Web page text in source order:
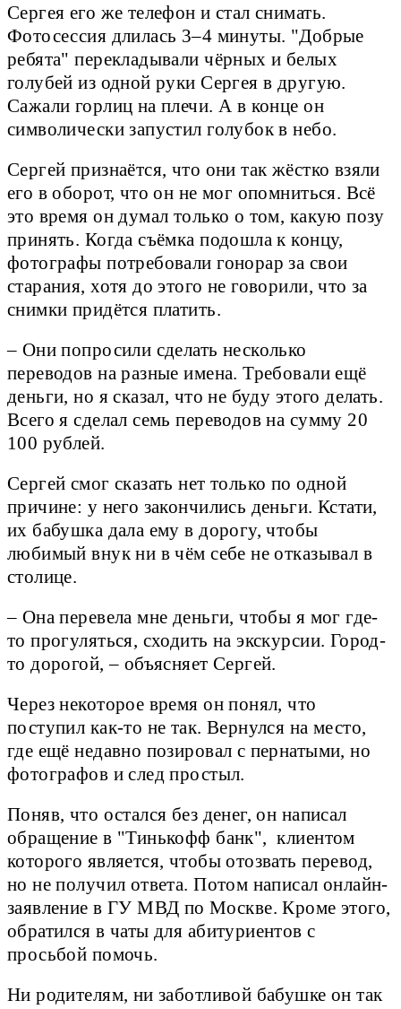
Сергея его же телефон и стал снимать.
Фотосессия длилась 3–4 минуты. "Добрые
ребята" перекладывали чёрных и белых
голубей из одной руки Сергея в другую.
Сажали горлиц на плечи. А в конце он
символически запустил голубок в небо.
Сергей признаётся, что они так жёстко взяли
его в оборот, что он не мог опомниться. Всё
это время он думал только о том, какую позу
принять. Когда съёмка подошла к концу,
фотографы потребовали гонорар за свои
старания, хотя до этого не говорили, что за
снимки придётся платить.
– Они попросили сделать несколько
переводов на разные имена. Требовали ещё
деньги, но я сказал, что не буду этого делать.
Всего я сделал семь переводов на сумму 20
100 рублей.
Сергей смог сказать нет только по одной
причине: у него закончились деньги. Кстати,
их бабушка дала ему в дорогу, чтобы
любимый внук ни в чём себе не отказывал в
столице.
– Она перевела мне деньги, чтобы я мог где-
то прогуляться, сходить на экскурсии. Город-
то дорогой, – объясняет Сергей.
Через некоторое время он понял, что
поступил как-то не так. Вернулся на место,
где ещё недавно позировал с пернатыми, но
фотографов и след простыл.
Поняв, что остался без денег, он написал
обращение в "Тинькофф банк", клиентом
которого является, чтобы отозвать перевод,
но не получил ответа. Потом написал онлайн-
заявление в ГУ МВД по Москве. Кроме этого,
обратился в чаты для абитуриентов с
просьбой помочь.
Ни родителям, ни заботливой бабушке он так